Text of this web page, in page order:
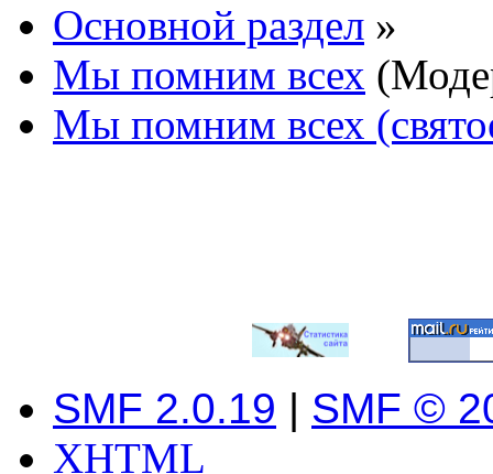
Основной раздел »
Мы помним всех
Мы помним всех
SMF 2.0.19 | SMF ©
XHTML